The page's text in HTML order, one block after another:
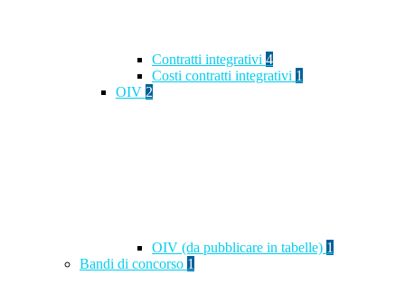
Contratti integrativi 4
Costi contratti integrativi 1
OIV 2
OIV (da pubblicare in tabelle) 1
Bandi di concorso 1